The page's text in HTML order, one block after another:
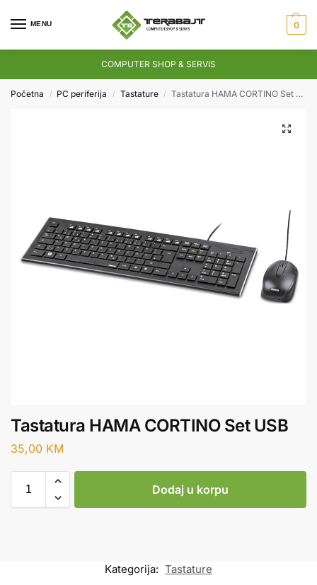
MENU 0
COMPUTER SHOP & SERVIS
Početna / PC periferija / Tastature / Tastatura HAMA CORTINO Set USB
Tastatura HAMA CORTINO Set USB
35,00 KM
Dodaj u korpu
Kategorija: Tastature